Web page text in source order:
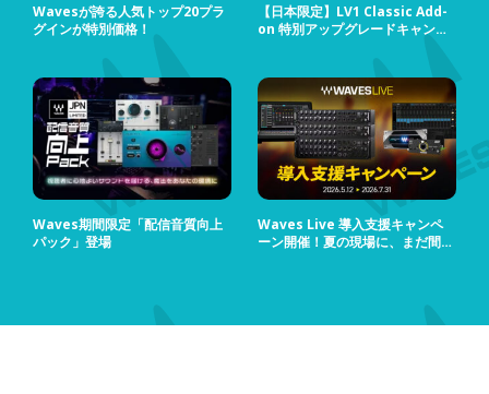
Wavesが誇る人気トップ20プラ
グインが特別価格！
【日本限定】LV1 Classic Add-
on 特別アップグレードキャンペ
Waves期間限定「配信音質向上
パック」登場
Waves Live 導入支援キャンペ
ーン開催！夏の現場に、まだ間に